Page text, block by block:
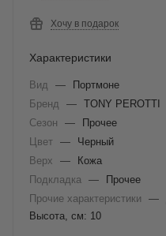
Хочу в подарок
Характеристики
Вид —
Портмоне
Бренд
— TONY PEROTTI
Сезон
—
Прочее
Цвет —
Черный
Верх
—
Кожа
Подкладка
—
Прочее
Прочие характеристики
—
Высота, см: 10